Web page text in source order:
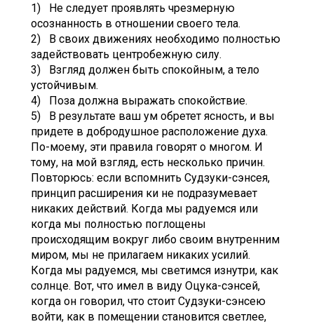
1) Не следует проявлять чрезмерную
осознанность в отношении своего тела.
2) В своих движениях необходимо полностью
задействовать центробежную силу.
3) Взгляд должен быть спокойным, а тело
устойчивым.
4) Поза должна выражать спокойствие.
5) В результате ваш ум обретет ясность, и вы
придете в добродушное расположение духа.
По-моему, эти правила говорят о многом. И
тому, на мой взгляд, есть несколько причин.
Повторюсь: если вспомнить Судзуки-сэнсея,
принцип расширения ки не подразумевает
никаких действий. Когда мы радуемся или
когда мы полностью поглощены
происходящим вокруг либо своим внутренним
миром, мы не прилагаем никаких усилий.
Когда мы радуемся, мы светимся изнутри, как
солнце. Вот, что имел в виду Оцука-сэнсей,
когда он говорил, что стоит Судзуки-сэнсею
войти, как в помещении становится светлее,